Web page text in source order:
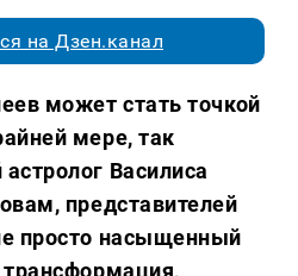
на Дзен.канал
может стать точкой
мере, так
Василиса
представителей
просто насыщенный
трансформация,